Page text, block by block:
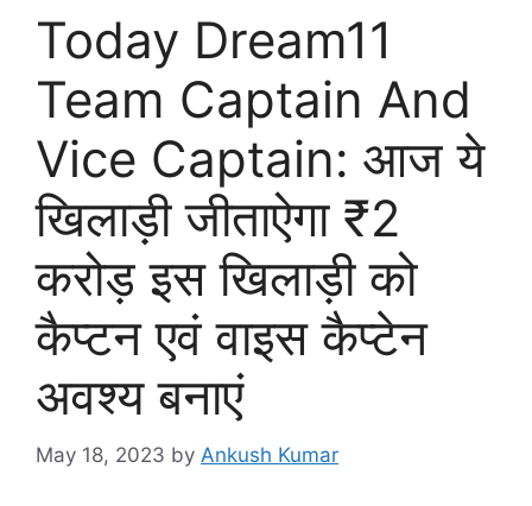
Today Dream11
Team Captain And
Vice Captain: आज ये
खिलाड़ी जीताऐगा ₹2
करोड़ इस खिलाड़ी को
कैप्टन एवं वाइस कैप्टेन
अवश्य बनाएं
May 18, 2023 by Ankush Kumar